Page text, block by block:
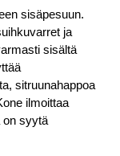
sisäpesuun.
ja
sisältä
sitruunahappoa
ilmoittaa
on syytä